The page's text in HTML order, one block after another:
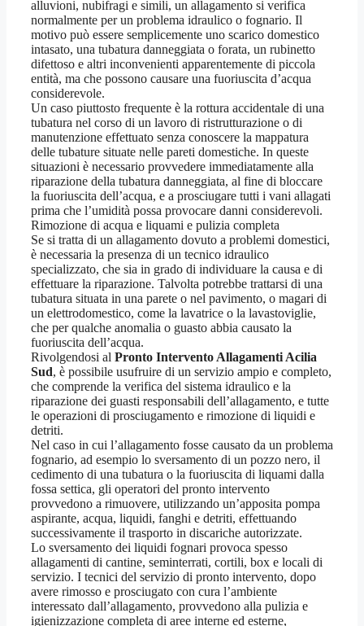
alluvioni, nubifragi e simili, un allagamento si verifica
normalmente per un problema idraulico o fognario. Il
motivo può essere semplicemente uno scarico domestico
intasato, una tubatura danneggiata o forata, un rubinetto
difettoso e altri inconvenienti apparentemente di piccola
entità, ma che possono causare una fuoriuscita d’acqua
considerevole.
Un caso piuttosto frequente è la rottura accidentale di una
tubatura nel corso di un lavoro di ristrutturazione o di
manutenzione effettuato senza conoscere la mappatura
delle tubature situate nelle pareti domestiche. In queste
situazioni è necessario provvedere immediatamente alla
riparazione della tubatura danneggiata, al fine di bloccare
la fuoriuscita dell’acqua, e a prosciugare tutti i vani allagati
prima che l’umidità possa provocare danni considerevoli.
Rimozione di acqua e liquami e pulizia completa
Se si tratta di un allagamento dovuto a problemi domestici,
è necessaria la presenza di un tecnico idraulico
specializzato, che sia in grado di individuare la causa e di
effettuare la riparazione. Talvolta potrebbe trattarsi di una
tubatura situata in una parete o nel pavimento, o magari di
un elettrodomestico, come la lavatrice o la lavastoviglie,
che per qualche anomalia o guasto abbia causato la
fuoriuscita dell’acqua.
Rivolgendosi al Pronto Intervento Allagamenti Acilia
Sud, è possibile usufruire di un servizio ampio e completo,
che comprende la verifica del sistema idraulico e la
riparazione dei guasti responsabili dell’allagamento, e tutte
le operazioni di prosciugamento e rimozione di liquidi e
detriti.
Nel caso in cui l’allagamento fosse causato da un problema
fognario, ad esempio lo sversamento di un pozzo nero, il
cedimento di una tubatura o la fuoriuscita di liquami dalla
fossa settica, gli operatori del pronto intervento
provvedono a rimuovere, utilizzando un’apposita pompa
aspirante, acqua, liquidi, fanghi e detriti, effettuando
successivamente il trasporto in discariche autorizzate.
Lo sversamento dei liquidi fognari provoca spesso
allagamenti di cantine, seminterrati, cortili, box e locali di
servizio. I tecnici del servizio di pronto intervento, dopo
avere rimosso e prosciugato con cura l’ambiente
interessato dall’allagamento, provvedono alla pulizia e
igienizzazione completa di aree interne ed esterne,